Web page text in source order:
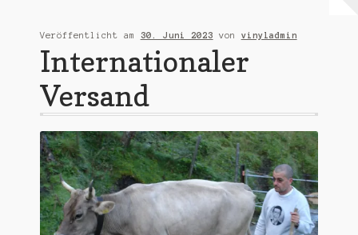
Warenkorb
Mein Konto
öffnen
Veröffentlicht am 30. Juni 2023 von vinyladmin
Internationaler
Versand